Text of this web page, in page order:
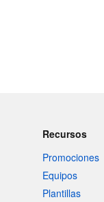
Recursos
Promociones
Equipos
Plantillas